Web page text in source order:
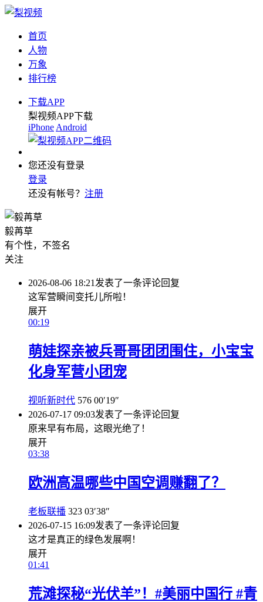
首页
人物
万象
排行榜
下载APP
梨视频APP下载
iPhone Android
您还没有登录
登录
还没有帐号？ 注册
毅苒草
有个性，不签名
关注
2026-08-06 18:21 发表了一条评论回复
这军营瞬间变托儿所啦！
展开
00:19
萌娃探亲被兵哥哥团团围住，小宝宝
化身军营小团宠
视听新时代 576 00′19″
2026-07-17 09:03发表了一条评论回复
原来早有布局，这眼光绝了！
展开
03:38
欧洲高温哪些中国空调赚翻了？
老板联播 323 03′38″
2026-07-15 16:09发表了一条评论回复
这才是真正的绿色发展啊！
展开
01:41
荒滩探秘“光伏羊”！#美丽中国行 #青